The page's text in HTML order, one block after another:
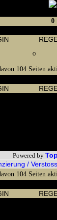
0
o
104 Seiten
Powered by
/
104 Seiten